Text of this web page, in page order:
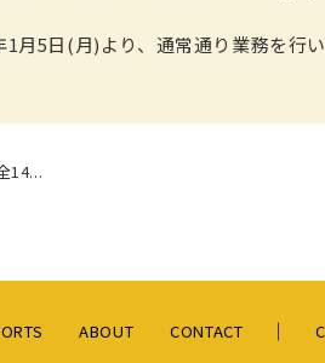
月5日(月)より、通常通り業務を行い
14...
ABOUT CONTACT